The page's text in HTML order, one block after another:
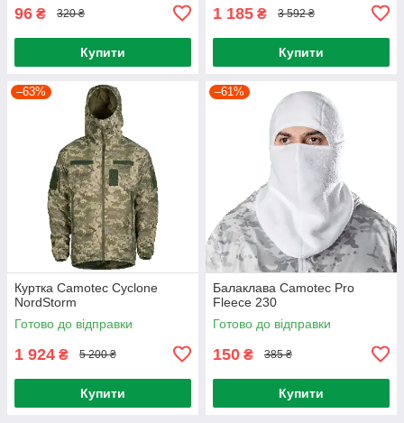
96 ₴ 320 ₴
Купити
1 185 ₴ 3 592 ₴
Купити
–63%
Куртка Camotec Cyclone
NordStorm
Готово до відправки
1 924 ₴ 5 200 ₴
Купити
–61%
Балаклава Camotec Pro
Fleece 230
Готово до відправки
150 ₴ 385 ₴
Купити